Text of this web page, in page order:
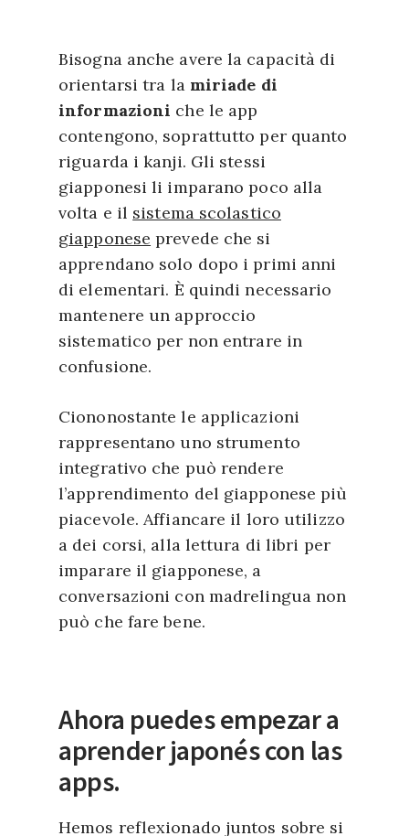
Bisogna anche avere la capacità di
orientarsi tra la miriade di
informazioni che le app
contengono, soprattutto per quanto
riguarda i kanji. Gli stessi
giapponesi li imparano poco alla
volta e il sistema scolastico
giapponese prevede che si
apprendano solo dopo i primi anni
di elementari. È quindi necessario
mantenere un approccio
sistematico per non entrare in
confusione.
Ciononostante le applicazioni
rappresentano uno strumento
integrativo che può rendere
l’apprendimento del giapponese più
piacevole. Affiancare il loro utilizzo
a dei corsi, alla lettura di libri per
imparare il giapponese, a
conversazioni con madrelingua non
può che fare bene.
Ahora puedes empezar a
aprender japonés con las
apps.
Hemos reflexionado juntos sobre si